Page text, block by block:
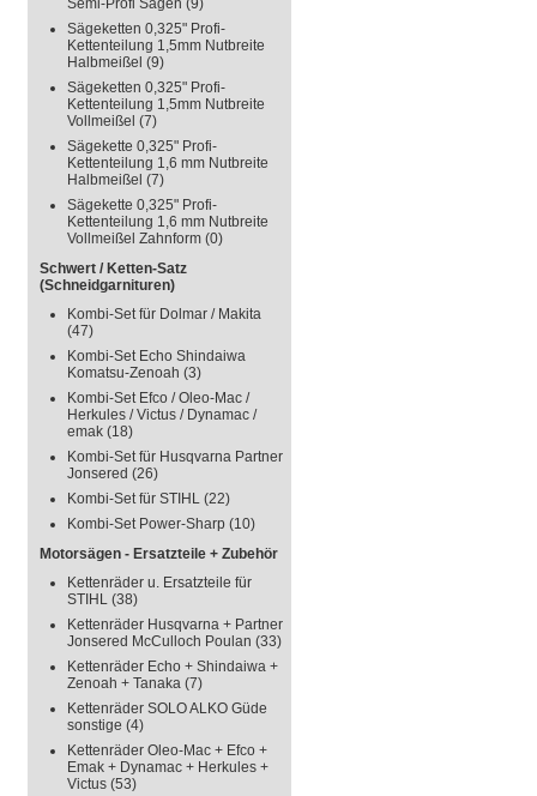
Semi-Profi Sägen (9)
Sägeketten 0,325" Profi-
Kettenteilung 1,5mm Nutbreite
Halbmeißel (9)
Sägeketten 0,325" Profi-
Kettenteilung 1,5mm Nutbreite
Vollmeißel (7)
Sägekette 0,325" Profi-
Kettenteilung 1,6 mm Nutbreite
Halbmeißel (7)
Sägekette 0,325" Profi-
Kettenteilung 1,6 mm Nutbreite
Vollmeißel Zahnform (0)
Schwert / Ketten-Satz
(Schneidgarnituren)
Kombi-Set für Dolmar / Makita
(47)
Kombi-Set Echo Shindaiwa
Komatsu-Zenoah (3)
Kombi-Set Efco / Oleo-Mac /
Herkules / Victus / Dynamac /
emak (18)
Kombi-Set für Husqvarna Partner
Jonsered (26)
Kombi-Set für STIHL (22)
Kombi-Set Power-Sharp (10)
Motorsägen - Ersatzteile + Zubehör
Kettenräder u. Ersatzteile für
STIHL (38)
Kettenräder Husqvarna + Partner
Jonsered McCulloch Poulan (33)
Kettenräder Echo + Shindaiwa +
Zenoah + Tanaka (7)
Kettenräder SOLO ALKO Güde
sonstige (4)
Kettenräder Oleo-Mac + Efco +
Emak + Dynamac + Herkules +
Victus (53)